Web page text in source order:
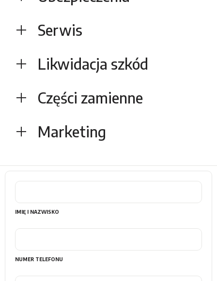
Serwis
Likwidacja szkód
Części zamienne
Marketing
IMIĘ I NAZWISKO
NUMER TELEFONU